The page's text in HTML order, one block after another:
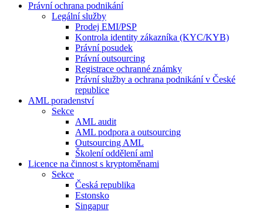
Právní ochrana podnikání
Legální služby
Prodej EMI/PSP
Kontrola identity zákazníka (KYC/KYB)
Právní posudek
Právní outsourcing
Registrace ochranné známky
Právní služby a ochrana podnikání v České
republice
AML poradenství
Sekce
AML audit
AML podpora a outsourcing
Outsourcing AML
Školení oddělení aml
Licence na činnost s kryptoměnami
Sekce
Česká republika
Estonsko
Singapur